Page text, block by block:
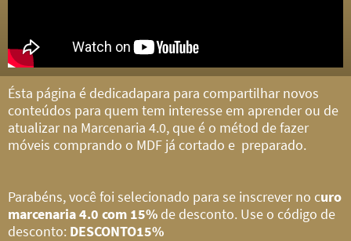
Ésta página é dedicadapara para compartilhar novos
conteúdos para quem tem interesse em aprender ou de
atualizar na Marcenaria 4.0, que é o métod de fazer
móveis comprando o MDF já cortado e preparado.
Parabéns, você foi selecionado para se inscrever no curo
marcenaria 4.0 com 15% de desconto. Use o código de
desconto: DESCONTO15%